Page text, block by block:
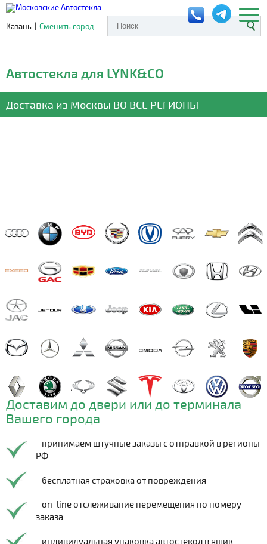
Казань | Сменить город
Автостекла для LYNK&CO
Доставка из Москвы ВО ВСЕ РЕГИОНЫ
Доставим до двери или до терминала
Вашего города
- принимаем штучные заказы с отправкой в регионы
РФ
- бесплатная страховка от повреждения
- on-line отслеживание перемещения по номеру
заказа
- индивидуальная упаковка автостекол в ящик